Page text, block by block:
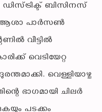
ബിസിനസ്
ആശാ പാര്‍സണ്‍
വീട്ടില്‍
വെടിയേറ്റ
വെള്ളിയാഴ്ച
ഭാഗമായി ചിലര്‍
പടക്കം